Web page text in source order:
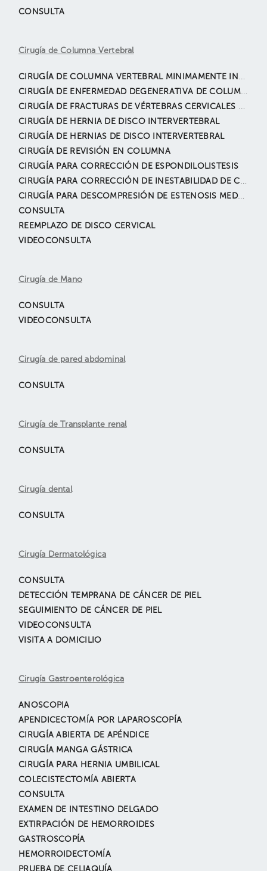
CONSULTA
Cirugía de Columna Vertebral
CIRUGÍA DE COLUMNA VERTEBRAL MINIMAMENTE INVASIVA
CIRUGÍA DE ENFERMEDAD DEGENERATIVA DE COLUMNA
CIRUGÍA DE FRACTURAS DE VÉRTEBRAS CERVICALES Y TORACOLUMBARES
CIRUGÍA DE HERNIA DE DISCO INTERVERTEBRAL
CIRUGÍA DE HERNIAS DE DISCO INTERVERTEBRAL
CIRUGÍA DE REVISIÓN EN COLUMNA
CIRUGÍA PARA CORRECCIÓN DE ESPONDILOLISTESIS
CIRUGÍA PARA CORRECCIÓN DE INESTABILIDAD DE COLUMNA
CIRUGÍA PARA DESCOMPRESIÓN DE ESTENOSIS MEDULAR
CONSULTA
REEMPLAZO DE DISCO CERVICAL
VIDEOCONSULTA
Cirugía de Mano
CONSULTA
VIDEOCONSULTA
Cirugía de pared abdominal
CONSULTA
Cirugía de Transplante renal
CONSULTA
Cirugía dental
CONSULTA
Cirugía Dermatológica
CONSULTA
DETECCIÓN TEMPRANA DE CÁNCER DE PIEL
SEGUIMIENTO DE CÁNCER DE PIEL
VIDEOCONSULTA
VISITA A DOMICILIO
Cirugía Gastroenterológica
ANOSCOPIA
APENDICECTOMÍA POR LAPAROSCOPÍA
CIRUGÍA ABIERTA DE APÉNDICE
CIRUGÍA MANGA GÁSTRICA
CIRUGÍA PARA HERNIA UMBILICAL
COLECISTECTOMÍA ABIERTA
CONSULTA
EXAMEN DE INTESTINO DELGADO
EXTIRPACIÓN DE HEMORROIDES
GASTROSCOPÍA
HEMORROIDECTOMÍA
PRUEBA DE CELIAQUÍA